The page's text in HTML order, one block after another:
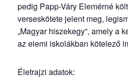
pedig Papp-Váry Elemérné
verseskötete jelent meg,
„Magyar hiszekegy”, amely a
az elemi iskolákban kötelező
Életrajzi adatok: